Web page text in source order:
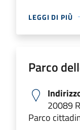
LEGGI DI PIÙ
Parco
20089
Parco